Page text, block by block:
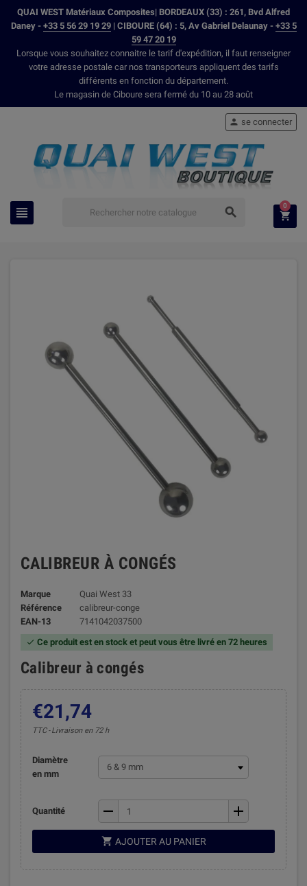
QUAI WEST Matériaux Composites| BORDEAUX (33) : 261, Bvd Alfred
Daney - +33 5 56 29 19 29| CIBOURE (64) : 5, Av Gabriel Delaunay - +33 5
59 47 20 19
Lorsque vous souhaitez connaitre le tarif d'expédition, il faut renseigner
votre adresse postale car nos transporteurs appliquent des tarifs
différents en fonction du département.
Le magasin de Ciboure sera fermé du 10 au 28 août
 
 se connecter

0
CALIBREUR À CONGÉS
Marque
Quai West 33
Référence
calibreur-conge
EAN-13
7141042037500
 Ce produit est en stock et peut vous être livré en 72 heures
Calibreur à congés
€21,74
TTC Livraison en 72 h
Diamètre
en mm
Quantité remove add
 AJOUTER AU PANIER